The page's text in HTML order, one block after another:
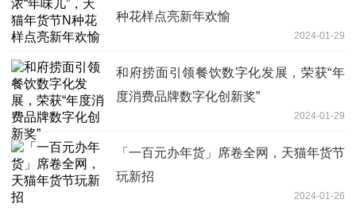
种花样点亮新年欢愉
2024-01-29
和府捞面引领餐饮数字化发展，荣获“年
度消费品牌数字化创新奖”
2024-01-29
「一百元办年货」席卷全网，天猫年货节
玩新招
2024-01-26